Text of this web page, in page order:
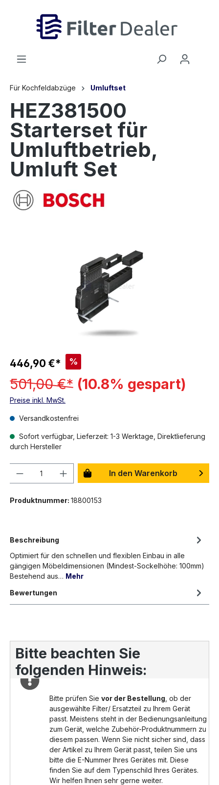
Für Kochfeldabzüge Umluftset
HEZ381500
Starterset für
Umluftbetrieb,
Umluft Set
446,90 €* %
501,00 €* (10.8% gespart)
Preise inkl. MwSt.
Versandkostenfrei
Sofort verfügbar, Lieferzeit: 1-3 Werktage, Direktlieferung
durch Hersteller
In den Warenkorb
Produktnummer: 18800153
Beschreibung
Optimiert für den schnellen und flexiblen Einbau in alle
gängigen Möbeldimensionen (Mindest-Sockelhöhe: 100mm)
Bestehend aus… Mehr
Bewertungen
Bitte beachten Sie
folgenden Hinweis:
Bitte prüfen Sie vor der Bestellung , ob der
ausgewählte Filter/ Ersatzteil zu Ihrem Gerät
passt. Meistens steht in der Bedienungsanleitung
zum Gerät, welche Zubehör-Produktnummern zu
diesem passen. Wenn Sie nicht sicher sind, dass
der Artikel zu Ihrem Gerät passt, teilen Sie uns
bitte die E-Nummer Ihres Gerätes mit. Diese
finden Sie auf dem Typenschild Ihres Gerätes.
Wir helfen Ihnen sehr gerne weiter.